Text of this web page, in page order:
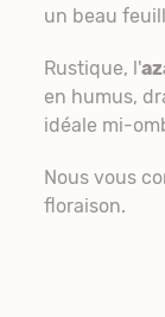
un beau
Rustique, l'
en humus,
idéale mi-
Nous vous
floraison.